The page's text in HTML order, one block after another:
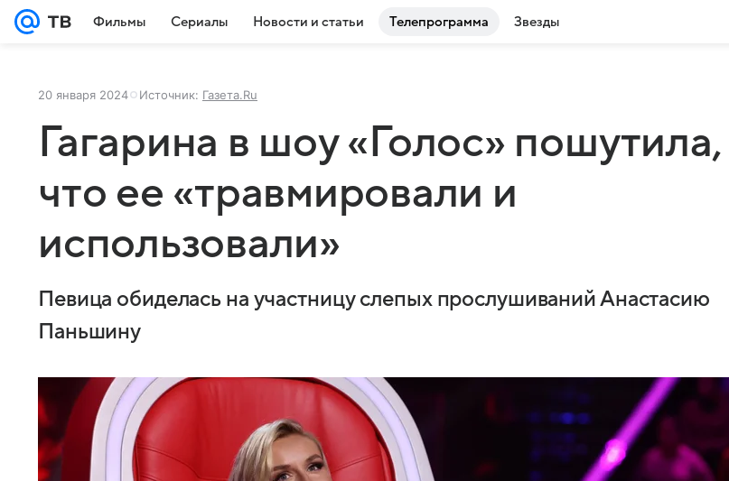
Фильмы Сериалы Новости и статьи Телепрограмма Звезды
20 января 2024 Источник: Газета.Ru
Гагарина в шоу «Голос» пошутила,
что ее «травмировали и
использовали»
Певица обиделась на участницу слепых прослушиваний Анастасию
Паньшину